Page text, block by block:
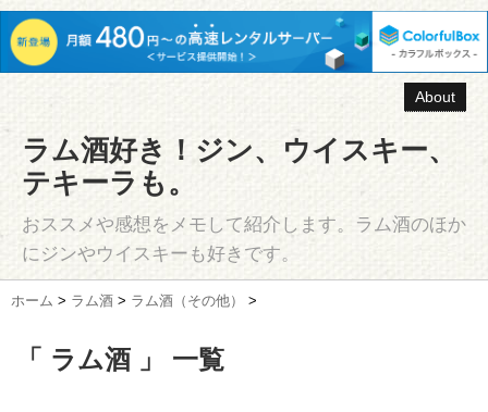
About
ラム酒好き！ジン、ウイスキー、
テキーラも。
おススメや感想をメモして紹介します。ラム酒のほか
にジンやウイスキーも好きです。
ホーム > ラム酒 > ラム酒（その他） >
「 ラム酒 」 一覧